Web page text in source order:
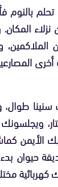
أخرى
حيوان